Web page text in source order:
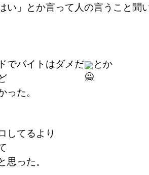
い」とか言って人の言うこと聞
でバイトはダメだ
とか
った。
してるより
思った。